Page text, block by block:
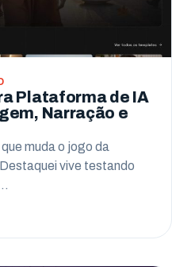
Plataforma de IA
Narração e
muda o jogo da
vive testando